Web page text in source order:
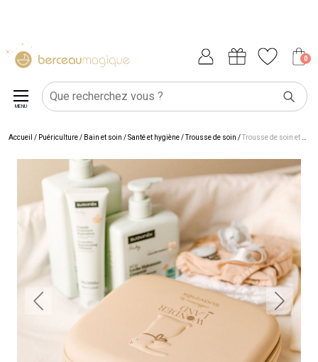
0
MENU
Accueil / Puériculture/ Bain et soin /Santé et hygiène/Trousse de soin /Trousse de soin et de toilette Wonderland (8 accessoires)